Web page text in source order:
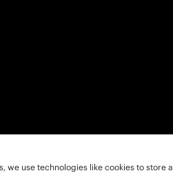
we use technologies like cookies to